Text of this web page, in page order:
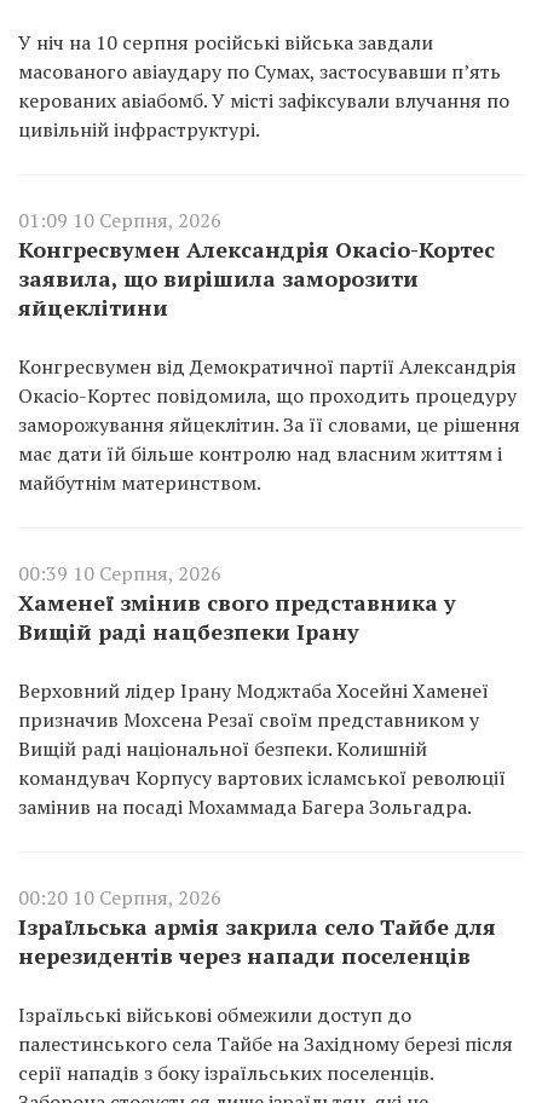
У ніч на 10 серпня російські війська завдали
масованого авіаудару по Сумах, застосувавши п’ять
керованих авіабомб. У місті зафіксували влучання по
цивільній інфраструктурі.
01:09 10 Серпня, 2026
Конгресвумен Александрія Окасіо-Кортес
заявила, що вирішила заморозити
яйцеклітини
Конгресвумен від Демократичної партії Александрія
Окасіо-Кортес повідомила, що проходить процедуру
заморожування яйцеклітин. За її словами, це рішення
має дати їй більше контролю над власним життям і
майбутнім материнством.
00:39 10 Серпня, 2026
Хаменеї змінив свого представника у
Вищій раді нацбезпеки Ірану
Верховний лідер Ірану Моджтаба Хосейні Хаменеї
призначив Мохсена Резаї своїм представником у
Вищій раді національної безпеки. Колишній
командувач Корпусу вартових ісламської революції
замінив на посаді Мохаммада Багера Зольгадра.
00:20 10 Серпня, 2026
Ізраїльська армія закрила село Тайбе для
нерезидентів через напади поселенців
Ізраїльські військові обмежили доступ до
палестинського села Тайбе на Західному березі після
серії нападів з боку ізраїльських поселенців.